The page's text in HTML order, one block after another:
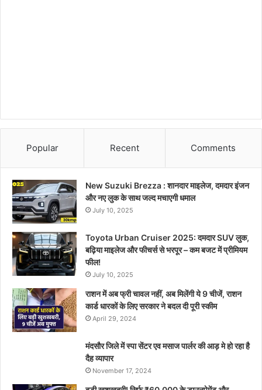
Popular Recent Comments
New Suzuki Brezza : शानदार माइलेज, दमदार इंजन
और नए लुक के साथ जल्द मचाएगी धमाल
July 10, 2025
Toyota Urban Cruiser 2025: दमदार SUV लुक,
बढ़िया माइलेज और फीचर्स से भरपूर – कम बजट में प्रीमियम
फील!
July 10, 2025
राशन में अब फ्री चावल नहीं, अब मिलेंगी ये 9 चीजें, राशन
कार्ड धारकों के लिए सरकार ने बदल दी पूरी स्कीम
April 29, 2024
मंदसौर जिले में स्पा सेंटर एव मसाज पार्लर की आड़ मे हो रहा है
दैह व्यापार
November 17, 2024